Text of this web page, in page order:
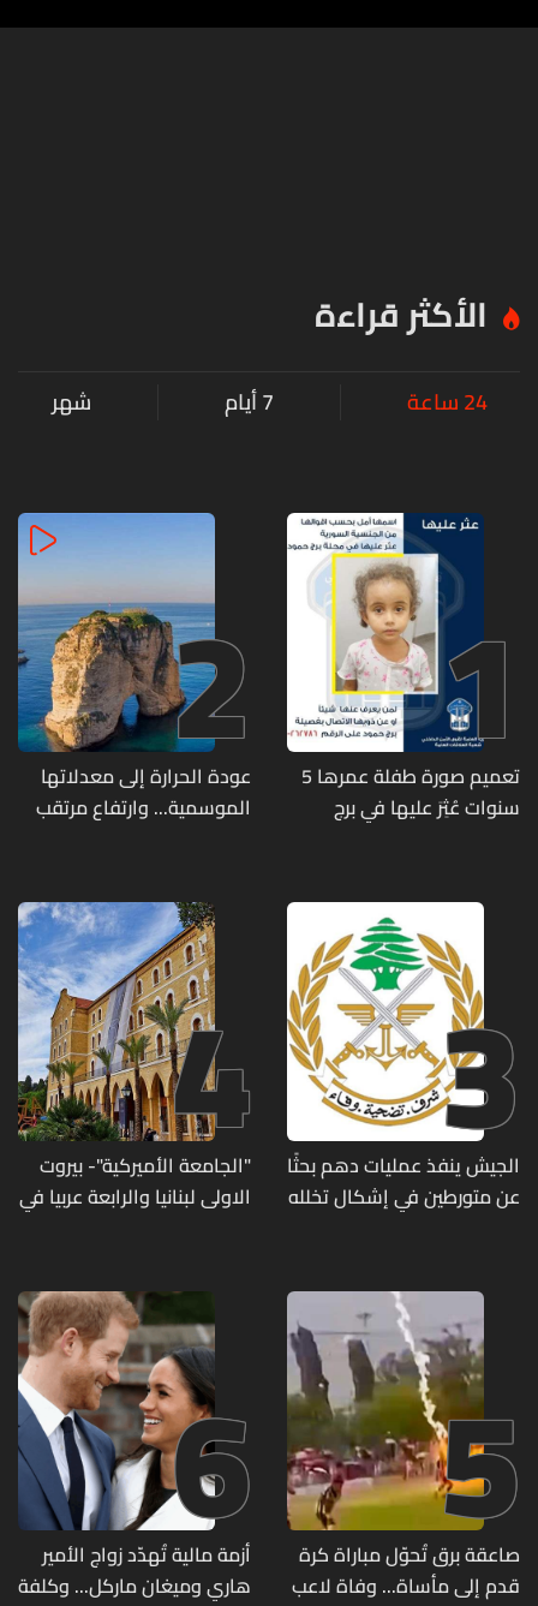
الأكثر قراءة
24 ساعة 7 أيام شهر
1
تعميم صورة طفلة عمرها 5
سنوات عُثِرَ عليها في برج
2
عودة الحرارة إلى معدلاتها
الموسمية... وارتفاع مرتقب
3
الجيش ينفذ عمليات دهم بحثًا
عن متورطين في إشكال تخلله
مزروعة بالماريجوانا
4
"الجامعة الأميركية"- بيروت
الاولى لبنانيا والرابعة عربيا في
5
صاعقة برق تُحوّل مباراة كرة
قدم إلى مأساة... وفاة لاعب
6
أزمة مالية تُهدّد زواج الأمير
هاري وميغان ماركل... وكلفة